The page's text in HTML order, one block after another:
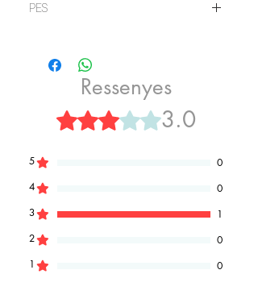
sal, llet sense lactosa, ous,
PES
Ressenyes
Puntuat amb 3 de 5 estrelles.
3.0
5
0
4
0
3
1
2
0
1
0